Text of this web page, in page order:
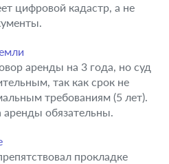
цифровой кадастр, а не
аренды на 3 года, но суд
так как срок не
требованиям (5 лет).
аренды обязательны.
прокладке